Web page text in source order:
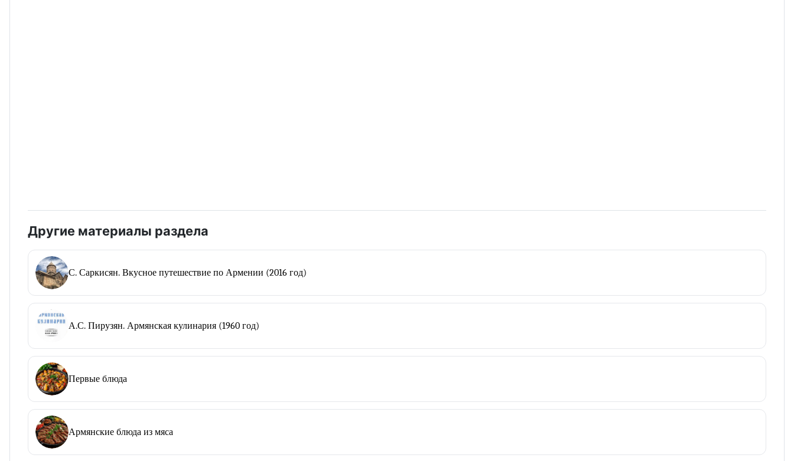
Другие материалы раздела
С. Саркисян. Вкусное путешествие по Армении (2016 год)
А.С. Пирузян. Армянская кулинария (1960 год)
Первые блюда
Армянские блюда из мяса